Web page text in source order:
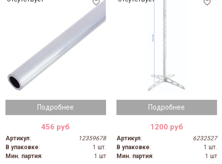
Подробнее
456 руб
Артикул:
12359678
В упаковке:
1 шт.
Мин. партия: 1 шт
Подробнее
1200 руб
Артикул:
6232527
В упаковке:
1 шт.
Мин. партия: 1 шт